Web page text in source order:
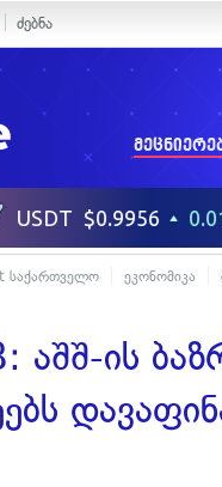
ძებნა
საქართველო ეკონომიკა
აშშ-ის